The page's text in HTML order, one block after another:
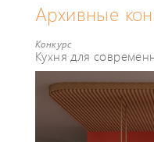
и
Архивные
Конкурс
Кухня для